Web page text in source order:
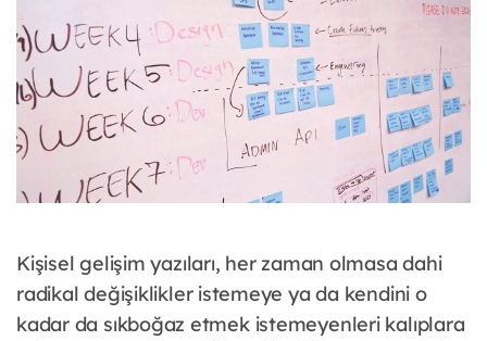
Kişisel gelişim yazıları, her zaman olmasa dahi
radikal değişiklikler istemeye ya da kendini o
kadar da sıkboğaz etmek istemeyenleri kalıplara